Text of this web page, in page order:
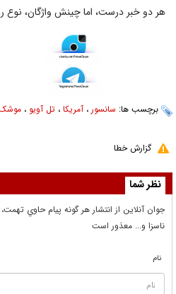
هر دو خبر درست، اما چینش واژگان، نوع
برچسب ها: سانسور ، آمریکا ، تل آویو ،
گزارش خطا
نظر شما
جوان آنلاين از انتشار هر گونه پيام حاوي
ناسزا و... معذور است
نام